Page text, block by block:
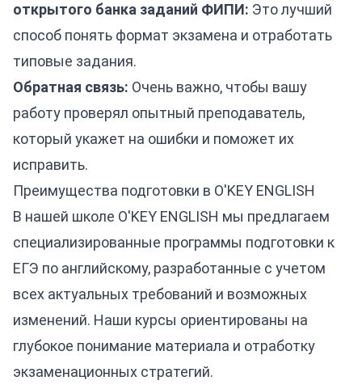
открытого банка заданий ФИПИ: Это лучший
способ понять формат экзамена и отработать
типовые задания.
Обратная связь: Очень важно, чтобы вашу
работу проверял опытный преподаватель,
который укажет на ошибки и поможет их
исправить.
Преимущества подготовки в O'KEY ENGLISH
В нашей школе O'KEY ENGLISH мы предлагаем
специализированные программы подготовки к
ЕГЭ по английскому, разработанные с учетом
всех актуальных требований и возможных
изменений. Наши курсы ориентированы на
глубокое понимание материала и отработку
экзаменационных стратегий.